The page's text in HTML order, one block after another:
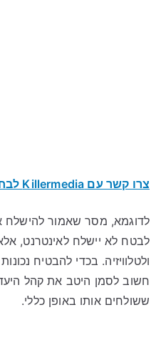
צרו קשר עם Killermedia לבחירה במסר הנכון
לדוגמא, מסר שאמור להישלח
לבטח לא יישלח לאינטרנט, אלא
ולטלוויזיה. בכדי להבטיח
חשוב לסמן היטב את קהל
ששולחים אותו באופן כללי.